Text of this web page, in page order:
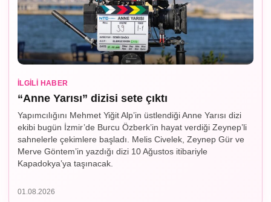
İLGILI HABER
“Anne Yarısı” dizisi sete çıktı
Yapımcılığını Mehmet Yiğit Alp’in üstlendiği Anne Yarısı dizi
ekibi bugün İzmir’de Burcu Özberk’in hayat verdiği Zeynep’li
sahnelerle çekimlere başladı. Melis Civelek, Zeynep Gür ve
Merve Göntem’in yazdığı dizi 10 Ağustos itibariyle
Kapadokya’ya taşınacak.
01.08.2026